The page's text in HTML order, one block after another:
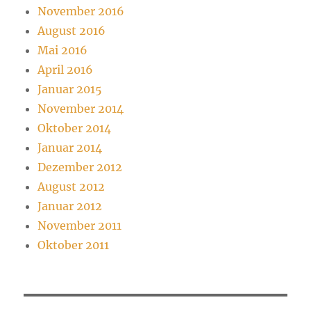
November 2016
August 2016
Mai 2016
April 2016
Januar 2015
November 2014
Oktober 2014
Januar 2014
Dezember 2012
August 2012
Januar 2012
November 2011
Oktober 2011